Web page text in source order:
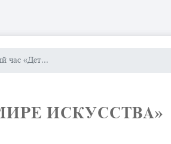
час «Дет...
ИСКУССТВА»